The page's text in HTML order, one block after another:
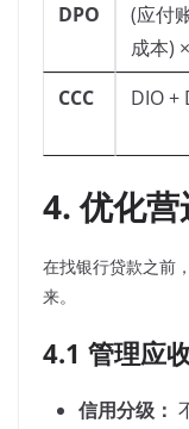
DPO
(应付
成本)
CCC
DIO +
4. 优化
在找银行贷款之前
来。
4.1 管理应
信用分级：